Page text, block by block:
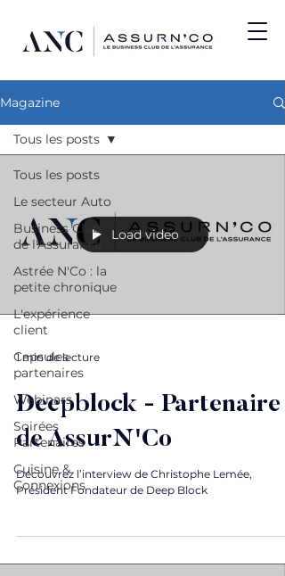
Magazine
Tous les posts
Le secteur Auto
Business Club
de l'Assurance
Astrée N'Co : la
petite chronique
L'expérience
client
Capsules
partenaires
Webinars
Soirées
Partenaires
Cuisine &
Connexions
Tous les posts
Load video
1 min de lecture
Deepblock - Partenaire
de AssurN'Co
Découvrez l’interview de Christophe Lemée,
Président Fondateur de Deep Block